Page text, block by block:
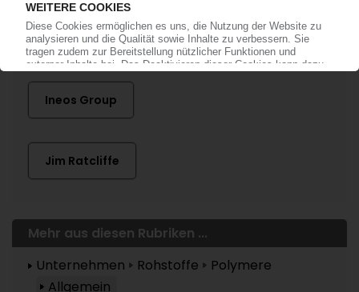
Mehr zu ...
Ineos Group
Jim Ratcliffe
Mehr aus diesen Rubriken ...
Unternehmen
Rohstoffe
Polymere
Allgemein